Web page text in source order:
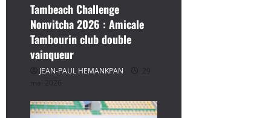
Tambeach Challenge
Nonvitcha 2026 : Amicale
Tambourin club double
vainqueur
JEAN-PAUL HEMANKPAN
29
mai 2026